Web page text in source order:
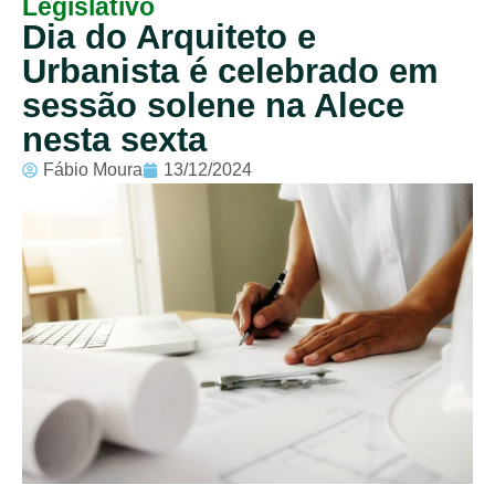
Legislativo
Dia do Arquiteto e
Urbanista é celebrado em
sessão solene na Alece
nesta sexta
Fábio Moura 13/12/2024